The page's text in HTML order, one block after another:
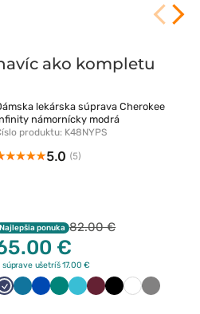
ako kompletu
lekárska súprava Cherokee
námornícky modrá
produktu: K48NYPS
5.0 (5)
Najlepšia ponuka 82.00 €
€
súprave ušetríš 17.00 €
CiemnyKaraibskiKrólewski
ZielonyMorskiWiśniowy
CzarnyBiałySzary